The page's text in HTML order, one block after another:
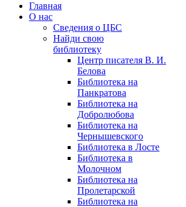
Главная
О нас
Сведения о ЦБС
Найди свою
библиотеку
Центр писателя В. И.
Белова
Библиотека на
Панкратова
Библиотека на
Добролюбова
Библиотека на
Чернышевского
Библиотека в Лосте
Библиотека в
Молочном
Библиотека на
Пролетарской
Библиотека на